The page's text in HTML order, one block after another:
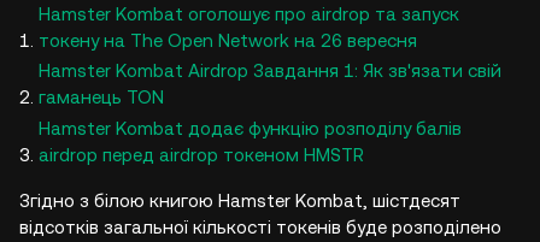
Hamster Kombat оголошує про airdrop та запуск
токену на The Open Network на 26 вересня
Hamster Kombat Airdrop Завдання 1: Як зв'язати свій
гаманець TON
Hamster Kombat додає функцію розподілу балів
airdrop перед airdrop токеном HMSTR
Згідно з білою книгою Hamster Kombat, шістдесят
відсотків загальної кількості токенів буде розподілено